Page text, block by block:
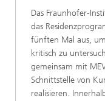
Das Fraunhofer-
das
fünften Mal aus,
kritisch zu
gemeinsam mit
Schnittstelle von
realisieren.